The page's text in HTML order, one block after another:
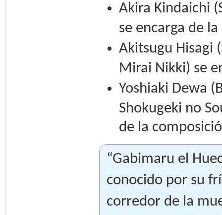
Akira Kindaichi
se encarga de
Akitsugu Hisagi
Mirai Nikki) se
Yoshiaki Dewa
Shokugeki no
de la
“Gabimaru el
conocido por su
corredor de la